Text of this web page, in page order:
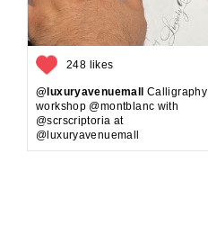
248 likes
@luxuryavenuemall Calligraphy
workshop @montblanc with
@scrscriptoria at
@luxuryavenuemall